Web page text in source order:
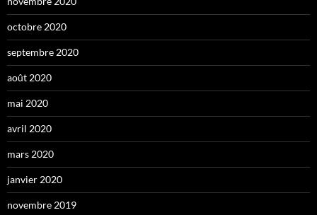
octobre 2020
septembre 2020
août 2020
mai 2020
avril 2020
mars 2020
janvier 2020
novembre 2019